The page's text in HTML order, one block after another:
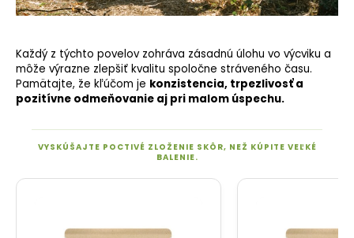
Každý z týchto povelov zohráva zásadnú úlohu vo výcviku a
môže výrazne zlepšiť kvalitu spoločne stráveného času.
Pamätajte, že kľúčom je konzistencia, trpezlivosť a
pozitívne odmeňovanie aj pri malom úspechu.